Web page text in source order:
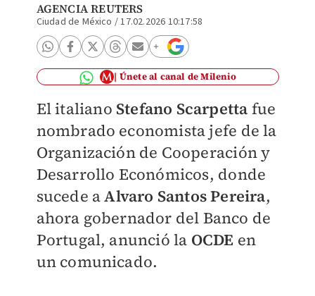
AGENCIA REUTERS
Ciudad de México /17.02.2026 10:17:58
Únete al canal de Milenio
El italiano Stefano Scarpetta fue
nombrado economista jefe de la
Organización de Cooperación y
Desarrollo Económicos, donde
sucede aAlvaro Santos Pereira,
ahora gobernador del Banco de
Portugal, anunció la OCDE en
un comunicado.